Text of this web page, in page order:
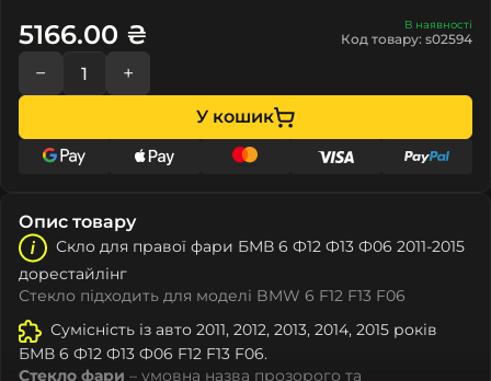
В наявності
Код товару: s02594
5166.00 ₴
− +
У кошик
Опис товару
Скло для правої фари БМВ 6 Ф12 Ф13 Ф06 2011-2015
дорестайлінг
Стекло підходить для моделі BMW 6 F12 F13 F06
Сумісність із авто 2011, 2012, 2013, 2014, 2015 років
БМВ 6 Ф12 Ф13 Ф06 F12 F13 F06.
Стекло фари – умовна назва прозорого та